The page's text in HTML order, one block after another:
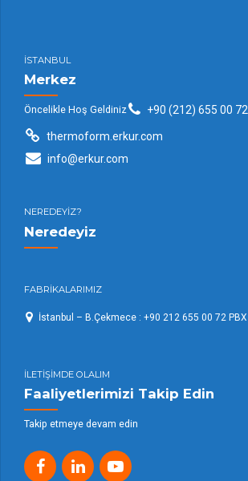
İSTANBUL
Merkez
Öncelikle Hoş Geldiniz +90 (212) 655 00 72
thermoform.erkur.com
info@erkur.com
NEREDEYİZ?
Neredeyiz
FABRİKALARIMIZ
İstanbul – B.Çekmece : +90 212 655 00 72 PBX
İLETİŞİMDE OLALIM
Faaliyetlerimizi Takip Edin
Takip etmeye devam edin